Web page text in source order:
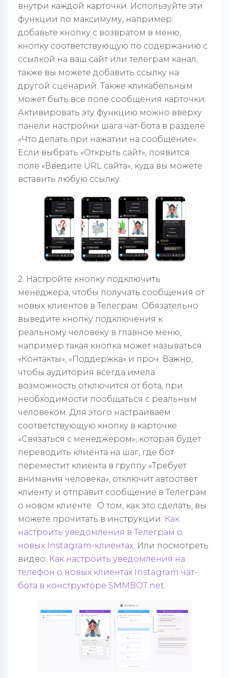
внутри каждой карточки. Используйте эти
функции по максимуму, например:
добавьте кнопку с возвратом в меню,
кнопку соответствующую по содержанию с
ссылкой на ваш сайт или телеграм канал,
также вы можете добавить ссылку на
другой сценарий. Также кликабельным
может быть все поле сообщения карточки.
Активировать эту функцию можно вверху
панели настройки шага чат-бота в разделе
«Что делать при нажатии на сообщение».
Если выбрать «Открыть сайт», появится
поле «Введите URL сайта», куда вы можете
вставить любую ссылку.
2. Настройте кнопку подключить
менеджера, чтобы получать сообщения от
новых клиентов в Телеграм. Обязательно
выведите кнопку подключения к
реальному человеку в главное меню,
например такая кнопка может называться
«Контакты», «Поддержка» и проч. Важно,
чтобы аудитория всегда имела
возможность отключится от бота, при
необходимости пообщаться с реальным
человеком. Для этого настраиваем
соответствующую кнопку в карточке
«Связаться с менеджером», которая будет
переводить клиента на шаг, где бот
переместит клиента в группу «Требует
внимания человека», отключит автоответ
клиенту и отправит сообщение в Телеграм
о новом клиенте. О том, как это сделать, вы
можете прочитать в инструкции: Как
настроить уведомления в Телеграм о
новых Instagram-клиентах. Или посмотреть
видео: Как настроить уведомления на
телефон о новых клиентах Instagram чат-
бота в конструкторе SMMBOT.net.